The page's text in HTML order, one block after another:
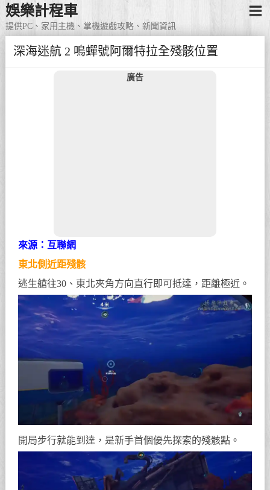
娛樂計程車
提供PC、家用主機、掌機遊戲攻略、新聞資訊
深海迷航 2 鳴蟬號阿爾特拉全殘骸位置
廣告
來源：互聯網
東北側近距殘骸
逃生艙往30、東北夾角方向直行即可抵達，距離極近。
開局步行就能到達，是新手首個優先探索的殘骸點。